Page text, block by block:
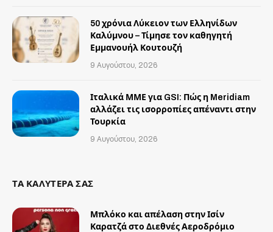
50 χρόνια Λύκειον των Ελληνίδων
Καλύμνου – Τίμησε τον καθηγητή
Εμμανουήλ Κουτουζή
9 Αυγούστου, 2026
Ιταλικά ΜΜΕ για GSI: Πώς η Meridiam
αλλάζει τις ισορροπίες απέναντι στην
Τουρκία
9 Αυγούστου, 2026
ΤΑ ΚΑΛΥΤΕΡΑ ΣΑΣ
Μπλόκο και απέλαση στην Ισίν
Καρατζά στο Διεθνές Αεροδρόμιο